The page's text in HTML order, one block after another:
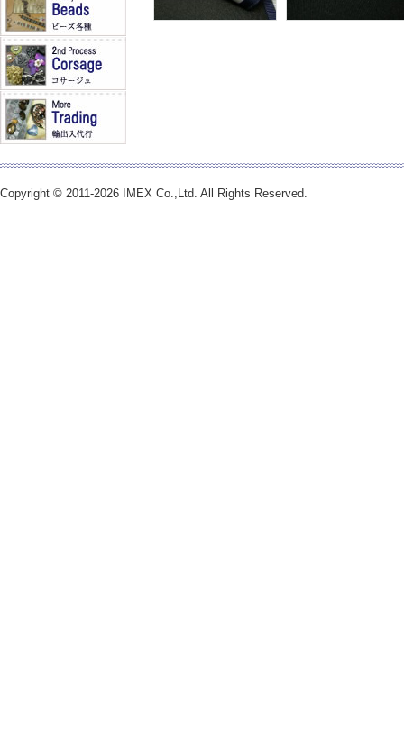
Copyright © 2011-2026 IMEX Co.,Ltd. All Rights Reserved.